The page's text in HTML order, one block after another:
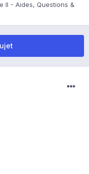
II - Aides, Questions &